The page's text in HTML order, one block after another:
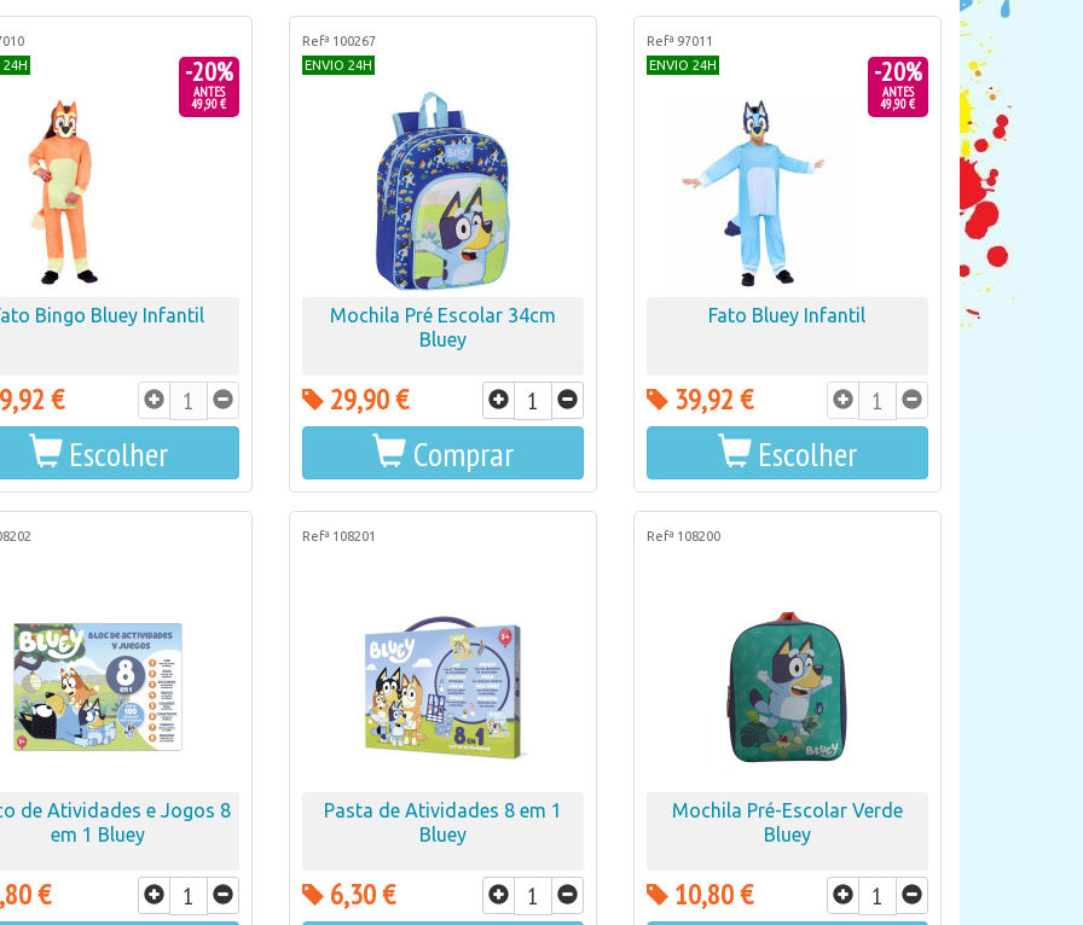
24H
-20%
ANTES
49,90 €
Bingo Bluey Infantil
€
Escolher
Refª 100267
ENVIO 24H
Mochila Pré Escolar 34cm
Bluey
29,90 €
Comprar
Refª 97011
ENVIO 24H
-20%
ANTES
49,90 €
Fato Bluey Infantil
39,92 €
Escolher
de Atividades e Jogos 8
em 1 Bluey
€
Refª 108201
Pasta de Atividades 8 em 1
Bluey
6,30 €
Refª 108200
Mochila Pré-Escolar Verde
Bluey
10,80 €